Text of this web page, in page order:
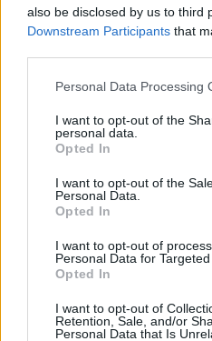
also be disclosed by us to third
Downstream Participants that
Please note that this website/
not limited to your visit or
grant or deny consent to
use your data for below
consent section.
Personal Data Processing
I want to opt-out of the
personal data.
Opted In
I want to opt-out of the
Personal Data.
Opted In
I want to opt-out of
Personal Data for Targeted
Opted In
I want to opt-out of
Retention, Sale, and/or
Personal Data that Is